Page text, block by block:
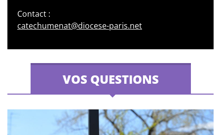
Contact :
catechumenat@diocese-paris.net
VOS QUESTIONS